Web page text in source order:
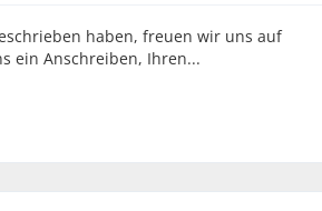
haben, freuen wir uns auf
ein Anschreiben, Ihren...